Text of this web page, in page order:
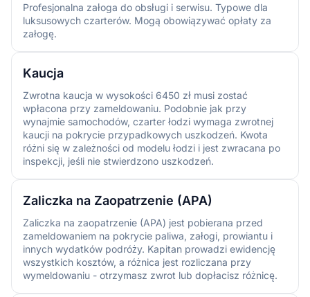
Profesjonalna załoga do obsługi i serwisu. Typowe dla
luksusowych czarterów. Mogą obowiązywać opłaty za
załogę.
Kaucja
Zwrotna kaucja w wysokości 6450 zł musi zostać
wpłacona przy zameldowaniu. Podobnie jak przy
wynajmie samochodów, czarter łodzi wymaga zwrotnej
kaucji na pokrycie przypadkowych uszkodzeń. Kwota
różni się w zależności od modelu łodzi i jest zwracana po
inspekcji, jeśli nie stwierdzono uszkodzeń.
Zaliczka na Zaopatrzenie (APA)
Zaliczka na zaopatrzenie (APA) jest pobierana przed
zameldowaniem na pokrycie paliwa, załogi, prowiantu i
innych wydatków podróży. Kapitan prowadzi ewidencję
wszystkich kosztów, a różnica jest rozliczana przy
wymeldowaniu - otrzymasz zwrot lub dopłacisz różnicę.